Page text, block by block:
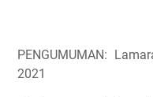
PENGUMUMAN:
2021